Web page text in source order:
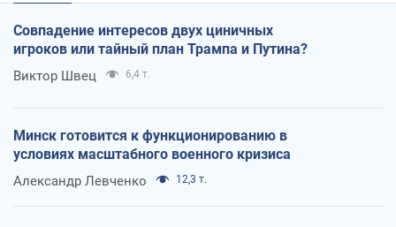
Совпадение интересов двух циничных
игроков или тайный план Трампа и Путина?
Виктор Швец 6,4 т.
Минск готовится к функционированию в
условиях масштабного военного кризиса
Александр Левченко 12,3 т.